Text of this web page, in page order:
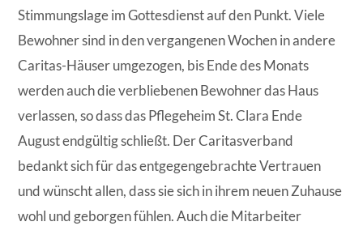
Stimmungslage im Gottesdienst auf den Punkt. Viele
Bewohner sind in den vergangenen Wochen in andere
Caritas-Häuser umgezogen, bis Ende des Monats
werden auch die verbliebenen Bewohner das Haus
verlassen, so dass das Pflegeheim St. Clara Ende
August endgültig schließt. Der Caritasverband
bedankt sich für das entgegengebrachte Vertrauen
und wünscht allen, dass sie sich in ihrem neuen Zuhause
wohl und geborgen fühlen. Auch die Mitarbeiter